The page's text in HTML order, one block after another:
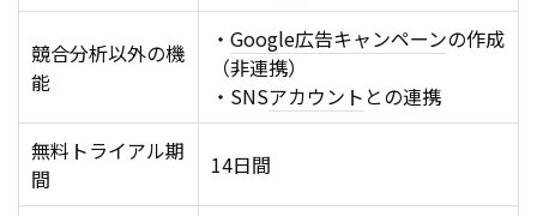
競合分析以外の機
能
・ Google広告キャンペーンの作成
（非連携）
・SNSアカウント との連携
無料トライアル期
間
14日間